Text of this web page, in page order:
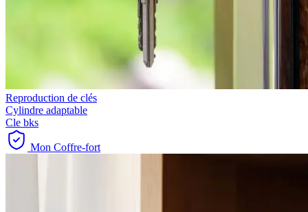
Reproduction de clés
Cylindre adaptable
Cle bks
Mon Coffre-fort